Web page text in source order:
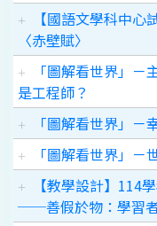
【國語文學科中
〈赤壁賦〉
「圖解看世界」
是工程師？
「圖解看世界」
「圖解看世界」
【教學設計】114
──善假於物：學習